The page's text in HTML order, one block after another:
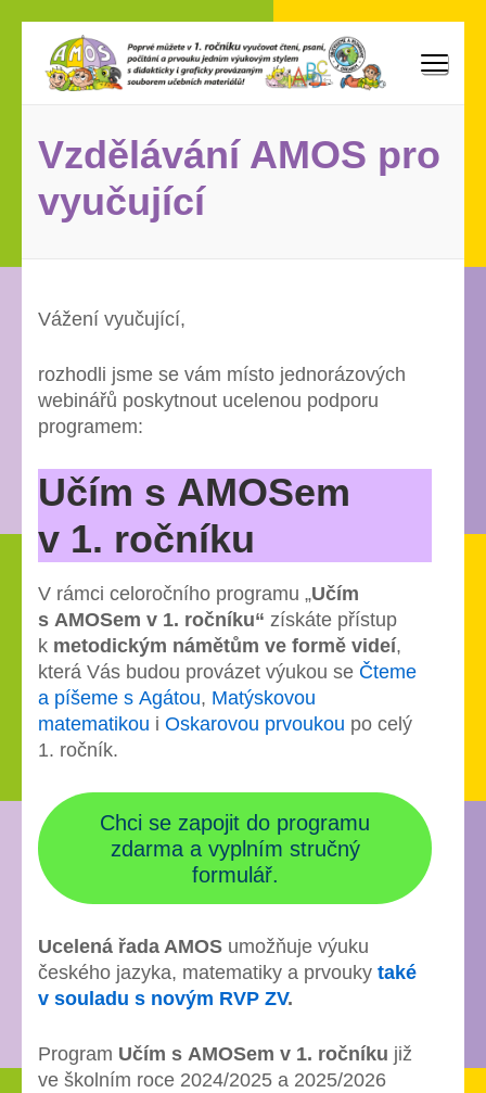
Přeskočit
obsah
Enter)AMOS
provázaným souborem učebních materiálů!
Vzdělávání AMOS pro
vyučující
Vážení vyučující,
rozhodli jsme se vám místo jednorázových
webinářů poskytnout ucelenou podporu
programem:
Učím s AMOSem
v 1. ročníku
V rámci celoročního programu „Učím
s AMOSem v 1. ročníku“ získáte přístup
k metodickým námětům ve formě videí,
která Vás budou provázet výukou se Čteme
a píšeme s Agátou, Matýskovou
matematikou i Oskarovou prvoukou po celý
1. ročník.
Chci se zapojit do programu
zdarma a vyplním stručný
formulář.
Ucelená řada AMOS umožňuje výuku
českého jazyka, matematiky a prvouky také
v souladu s novým RVP ZV.
Program Učím s AMOSem v 1. ročníku již
ve školním roce 2024/2025 a 2025/2026